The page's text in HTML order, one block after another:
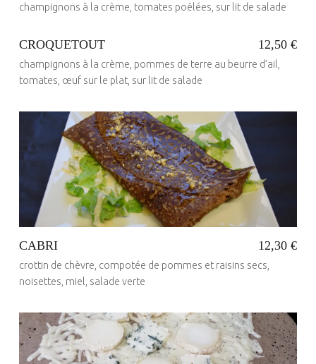
champignons à la crème, tomates poêlées, sur lit de salade
Posted on:
23 Mai 2017
Written by:
administrateur
CROQUETOUT 12,50 €
champignons à la crème, pommes de terre au beurre d’ail,
tomates, œuf sur le plat, sur lit de salade
Posted on:
Written by:
CABRI 12,30 €
crottin de chèvre, compotée de pommes et raisins secs,
noisettes, miel, salade verte
Posted on:
23 Mai 2017
Written by:
administrateur